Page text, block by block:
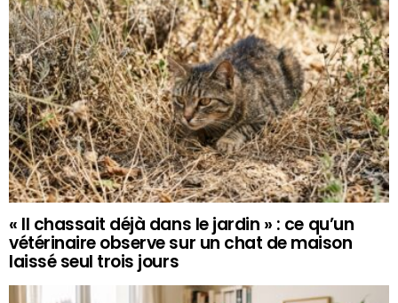
« Il chassait déjà dans le jardin » : ce qu’un
vétérinaire observe sur un chat de maison
laissé seul trois jours